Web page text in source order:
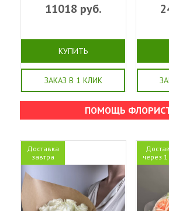
11018 руб.
КУПИТЬ
ЗАКАЗ В 1 КЛИК
ПОМОЩЬ
Доставка
завтра
через 1